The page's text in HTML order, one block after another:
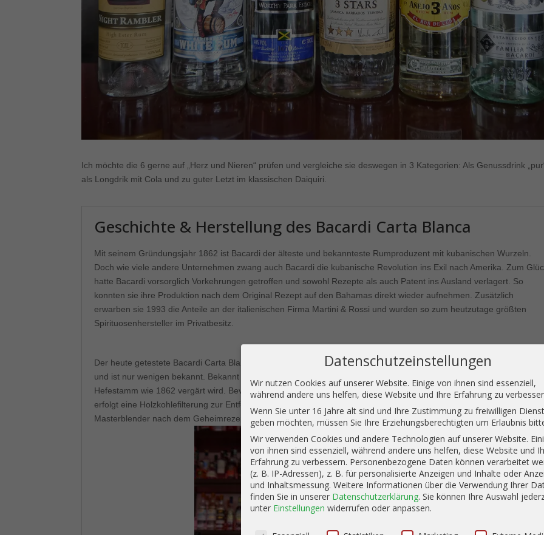
Ich möchte die 6 gerne auf „Herz und Nieren“ prüfen und vergleiche sie deswegen in 3 Kategorien: Als Genussdrink
als Longdrik mit Cola und zu guter Letzt im klassischen Daiquiri.
Geschichte & Herstellung des Bacardi Carta Blanca
Mit seinem Gründungsjahr 1862 ist Bacardi der älteste und bekannteste Rumproduzent mit kubanischen Wurzeln.
Doch wie viele andere Unternehmen zwang auch Bacardi die kubanische Revolution ins Exil nach Amerika. Zum
hatte Bacardi vorsorglich Vorkehrungen getroffen und sowohl Rezepte als auch Patent ins Ausland verlagert. So
konnten sie ihre Produktion nach dem Original Rezept auf den Bahamas direkt wieder aufnehmen. Zusätzlich
erwarben sie 1993 die Anteile an der italienischen Firma Martini & Rossi und wurden so zum heutzutage größten
Spirituosenhersteller im Privatbesitz.
Der heute getestete Bacardi Carta Blanca wird nach eigenen Angaben immer noch nach dem alten Rezept
und ist nur wenigen bekannt. Bekannt ist nur, dass die Basis Zuckerrohrmelasse bildet und angeblich mit demselben
Hefestamm wie 1862 vergärt wird. Bevor jedoch das Destillat in amerikanischen Weißeichefässern gelagert wird,
erfolgt eine Holzkohlefilterung zur Entfernung von negativen Einflüssen. Nach der erfolgreichen Reifung nimmt der
Masterblender nach dem Geheimrezept die Verblendung vor und filtriert den Blend insgesamt noch dreimal um die
Datenschutzeinstellungen
Wir nutzen Cookies auf unserer Website. Einige von ihnen sind essenziell,
während andere uns helfen, diese Website und Ihre Erfahrung zu
Wenn Sie unter 16 Jahre alt sind und Ihre Zustimmung zu freiwilligen
geben möchten, müssen Sie Ihre Erziehungsberechtigten um Erlaubnis
Wir verwenden Cookies und andere Technologien auf unserer Website.
von ihnen sind essenziell, während andere uns helfen, diese Website und
Erfahrung zu verbessern. Personenbezogene Daten können verarbeitet
(z. B. IP-Adressen), z. B. für personalisierte Anzeigen und Inhalte oder
und Inhaltsmessung. Weitere Informationen über die Verwendung Ihrer
finden Sie in unserer Datenschutzerklärung. Sie können Ihre Auswahl
unter Einstellungen widerrufen oder anpassen.